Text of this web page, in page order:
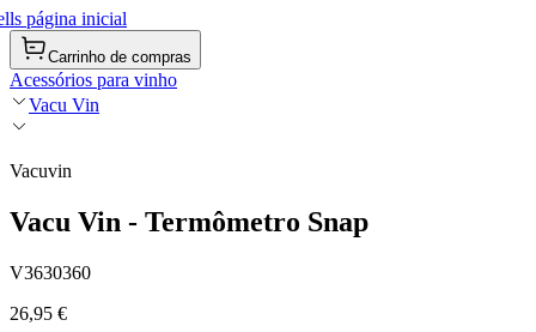
página inicial
Carrinho de compras
Acessórios para vinho
Vacu Vin
Vacuvin
Vacu Vin - Termômetro Snap
V3630360
26,95 €